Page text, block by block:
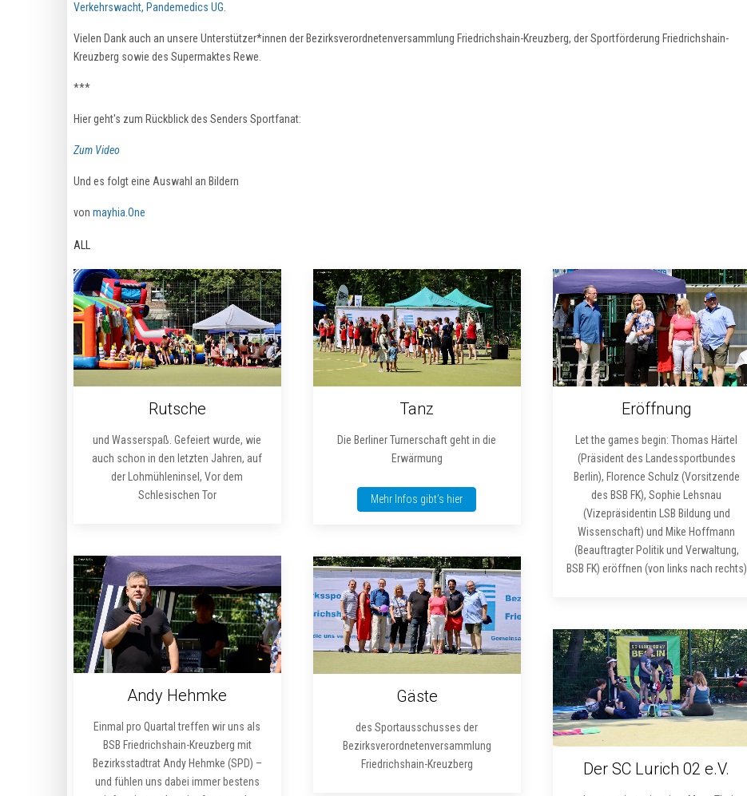
Verkehrswacht, Pandemedics UG.
Vielen Dank auch an unsere Unterstützer*innen der Bezirksverordnetenversammlung Friedrichshain-Kreuzberg, der Sportförderung Friedrichshain-
Kreuzberg sowie des Supermaktes Rewe.
***
Hier geht's zum Rückblick des Senders Sportfanat:
Zum Video
Und es folgt eine Auswahl an Bildern
von mayhia.One
ALL
Rutsche
und Wasserspaß. Gefeiert wurde, wie
auch schon in den letzten Jahren, auf
der Lohmühleninsel, Vor dem
Schlesischen Tor
Tanz
Die Berliner Turnerschaft geht in die
Erwärmung
Mehr Infos gibt’s hier
Eröffnung
Let the games begin: Thomas Härtel
(Präsident des Landessportbundes
Berlin), Florence Schulz (Vorsitzende
des BSB FK), Sophie Lehsnau
(Vizepräsidentin LSB Bildung und
Wissenschaft) und Mike Hoffmann
(Beauftragter Politik und Verwaltung,
BSB FK) eröffnen (von links nach rechts)
Andy Hehmke
Einmal pro Quartal treffen wir uns als
BSB Friedrichshain-Kreuzberg mit
Bezirksstadtrat Andy Hehmke (SPD) –
und fühlen uns dabei immer bestens
Gäste
des Sportausschusses der
Bezirksverordnetenversammlung
Friedrichshain-Kreuzberg
Der SC Lurich 02 e.V.